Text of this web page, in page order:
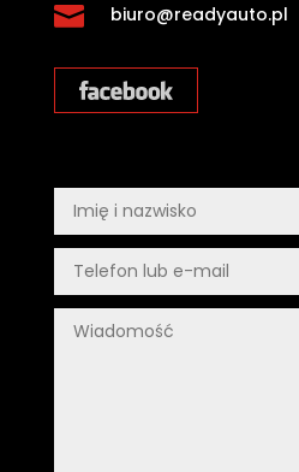
 biuro@readyauto.pl